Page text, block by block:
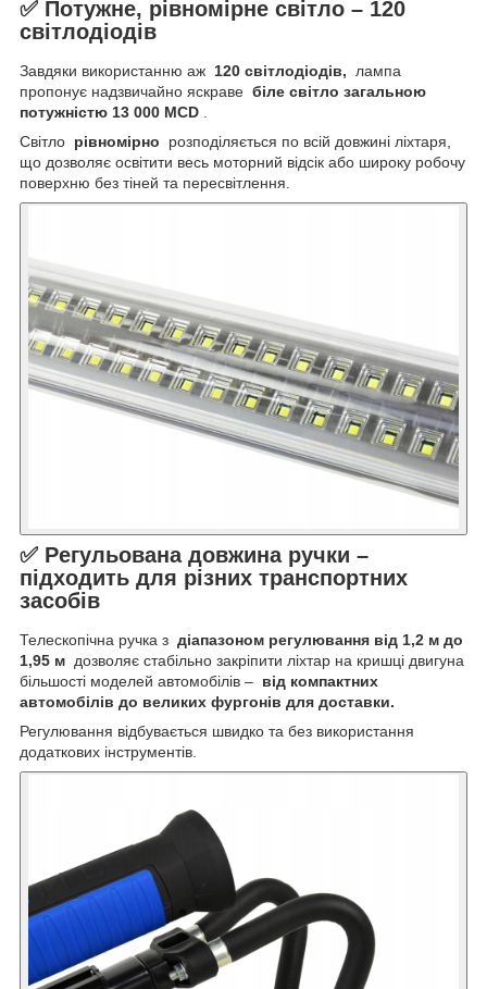
✅ Потужне, рівномірне світло – 120
світлодіодів
Завдяки використанню аж 120 світлодіодів, лампа
пропонує надзвичайно яскраве біле світло загальною
потужністю 13 000 MCD
Світло рівномірно
розподіляється по всій довжині ліхтаря,
що дозволяє освітити весь моторний відсік або широку робочу
поверхню без тіней та пересвітлення.
✅ Регульована довжина ручки –
підходить для різних транспортних
засобів
Телескопічна ручка з діапазоном регулювання від 1,2 м до
1,95 м дозволяє стабільно закріпити ліхтар на кришці двигуна
більшості моделей автомобілів – від компактних
автомобілів до великих фургонів для доставки.
Регулювання відбувається швидко та без використання
додаткових інструментів.